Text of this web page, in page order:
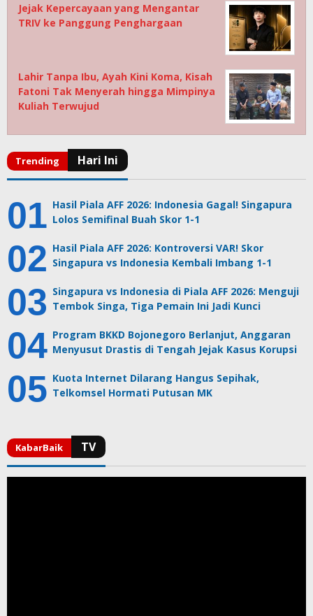
Jejak Kepercayaan yang Mengantar
TRIV ke Panggung Penghargaan
Lahir Tanpa Ibu, Ayah Kini Koma, Kisah
Fatoni Tak Menyerah hingga Mimpinya
Kuliah Terwujud
Hasil Piala AFF 2026: Indonesia Gagal! Singapura
Lolos Semifinal Buah Skor 1-1
Hasil Piala AFF 2026: Kontroversi VAR! Skor
Singapura vs Indonesia Kembali Imbang 1-1
Singapura vs Indonesia di Piala AFF 2026: Menguji
Tembok Singa, Tiga Pemain Ini Jadi Kunci
Program BKKD Bojonegoro Berlanjut, Anggaran
Menyusut Drastis di Tengah Jejak Kasus Korupsi
Kuota Internet Dilarang Hangus Sepihak,
Telkomsel Hormati Putusan MK